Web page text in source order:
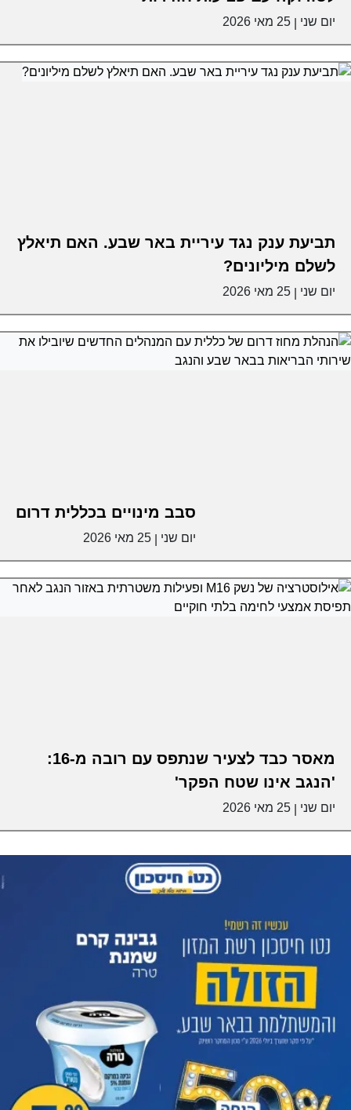
יום שני 25 מאי 2026
תביעת ענק נגד עיריית באר שבע. האם תיאלץ
לשלם מיליונים?
יום שני 25 מאי 2026
סבב מינויים בכללית דרום
יום שני 25 מאי 2026
מאסר כבד לצעיר שנתפס עם רובה מ-16:
'הנגב אינו שטח הפקר'
יום שני 25 מאי 2026